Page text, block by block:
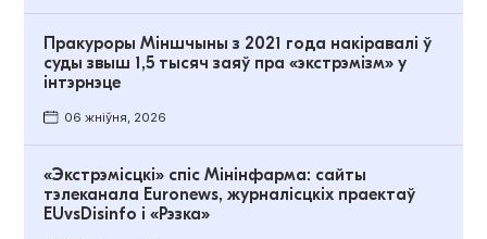
Пракуроры Міншчыны з 2021 года накіравалі ў
суды звыш 1,5 тысяч заяў пра «экстрэмізм» у
інтэрнэце
06 жніўня, 2026
«Экстрэмісцкі» спіс Мінінфарма: сайты
тэлеканала Euronews, журналісцкіх праектаў
EUvsDisinfo і «Рэзка»